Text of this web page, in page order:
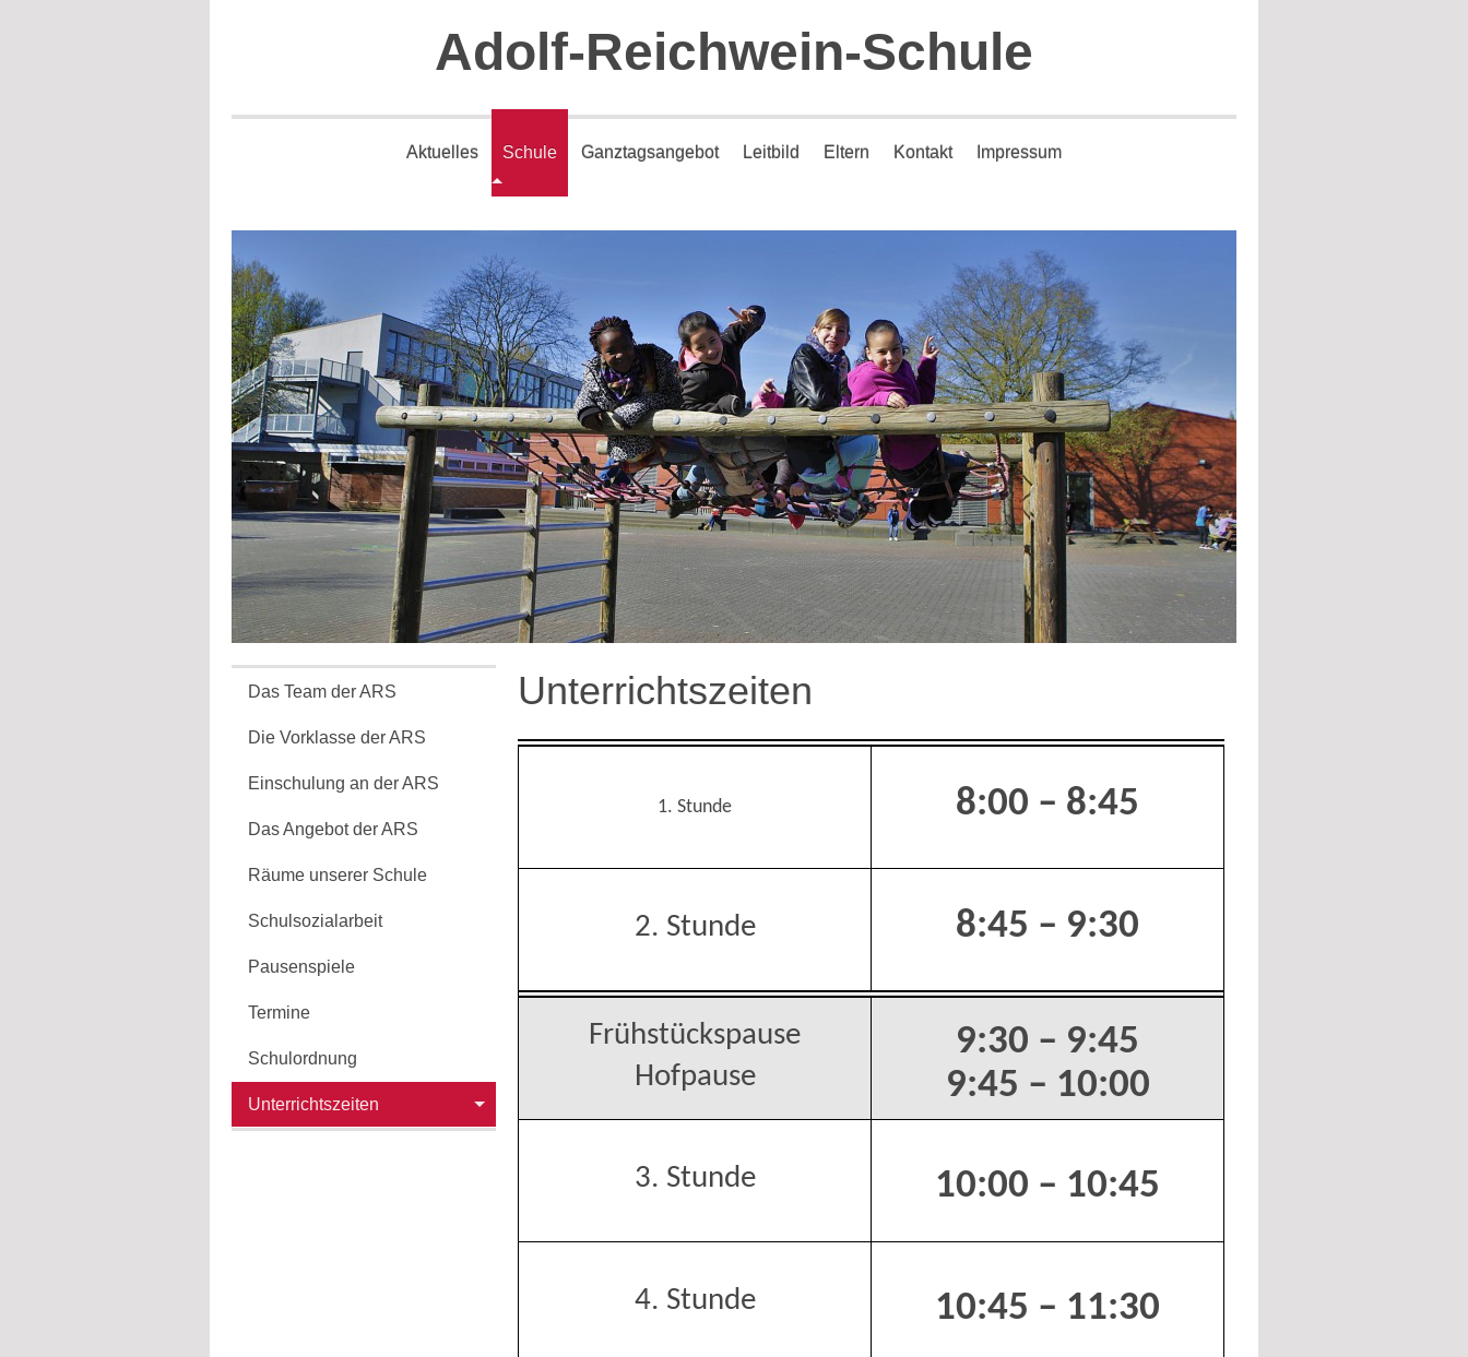
Adolf-Reichwein-Schule
Aktuelles Schule Ganztagsangebot Leitbild Eltern Kontakt Impressum
Unterrichtszeiten
1. Stunde 8:00 – 8:45
2. Stunde 8:45 – 9:30
Frühstückspause
Hofpause
9:30 – 9:45
9:45 – 10:00
3. Stunde 10:00 – 10:45
4. Stunde 10:45 – 11:30
Das Team der ARS
Die Vorklasse der ARS
Einschulung an der ARS
Das Angebot der ARS
Räume unserer Schule
Schulsozialarbeit
Pausenspiele
Termine
Schulordnung
Unterrichtszeiten